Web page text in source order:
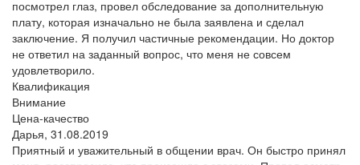
посмотрел глаз, провел обследование за дополнительную
плату, которая изначально не была заявлена и сделал
заключение. Я получил частичные рекомендации. Но доктор
не ответил на заданный вопрос, что меня не совсем
удовлетворило.
Квалификация
Внимание
Цена-качество
Дарья, 31.08.2019
Приятный и уважительный в общении врач. Он быстро принял